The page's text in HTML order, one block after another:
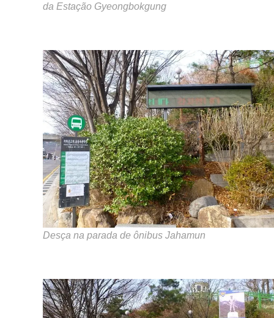
da Estação Gyeongbokgung
Desça na parada de ônibus Jahamun